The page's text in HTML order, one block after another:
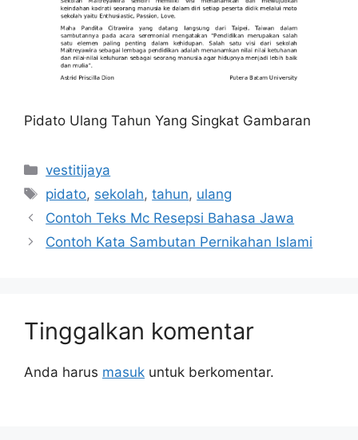
Pidato Ulang Tahun Yang Singkat Gambaran
Kategori
vestitijaya
Tag
pidato, sekolah,tahun, ulang
Contoh Teks Mc Resepsi Bahasa Jawa
Contoh Kata Sambutan Pernikahan Islami
Tinggalkan komentar
Anda harus masuk untuk berkomentar.